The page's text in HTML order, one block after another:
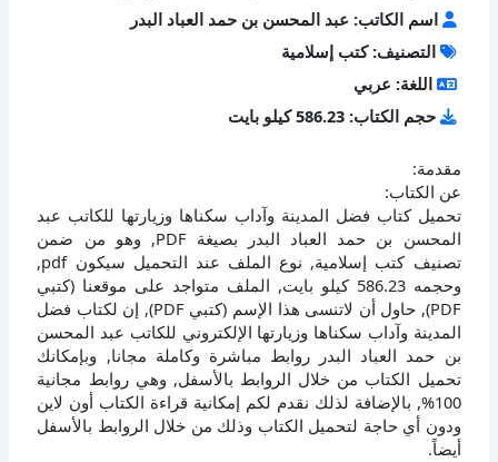
اسم الكاتب: عبد المحسن بن حمد العباد البدر
التصنيف: كتب إسلامية
اللغة: عربي
حجم الكتاب: 586.23 كيلو بايت
مقدمة:
عن الكتاب:
تحميل كتاب فضل المدينة وآداب سكناها وزيارتها للكاتب عبد
المحسن بن حمد العباد البدر بصيغة PDF, وهو من ضمن
تصنيف كتب إسلامية, نوع الملف عند التحميل سيكون pdf,
وحجمه 586.23 كيلو بايت, الملف متواجد على موقعنا (كتبي
PDF), حاول أن لاتنسى هذا الإسم (كتبي PDF), إن لكتاب فضل
المدينة وآداب سكناها وزيارتها الإلكتروني للكاتب عبد المحسن
بن حمد العباد البدر روابط مباشرة وكاملة مجانا, وبإمكانك
تحميل الكتاب من خلال الروابط بالأسفل, وهي روابط مجانية
100%, بالإضافة لذلك نقدم لكم إمكانية قراءة الكتاب أون لاين
ودون أي حاجة لتحميل الكتاب وذلك من خلال الروابط بالأسفل
أيضاً.